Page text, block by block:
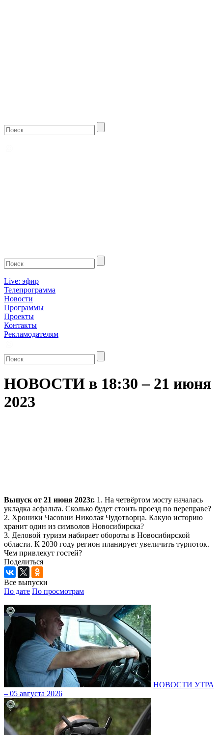
Live: эфир
Телепрограмма
Новости
Программы
Проекты
Контакты
Рекламодателям
НОВОСТИ в 18:30 – 21 июня
2023
Выпуск от 21 июня 2023г. 1. На четвёртом мосту началась
укладка асфальта. Сколько будет стоить проезд по переправе?
2. Хроники Часовни Николая Чудотворца. Какую историю
хранит один из символов Новосибирска?
3. Деловой туризм набирает обороты в Новосибирской
области. К 2030 году регион планирует увеличить турпоток.
Чем привлекут гостей?
Поделиться
Все выпуски
По дате По просмотрам
НОВОСТИ УТРА
– 05 августа 2026